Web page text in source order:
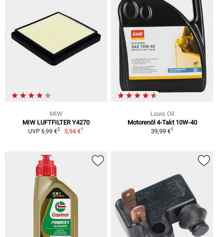
MIW
MIW LUFTFILTER Y4270
UVP 6,99 €2 5,94 €1
Louis Oil
Motorenöl 4-Takt 10W-40
39,99 €1